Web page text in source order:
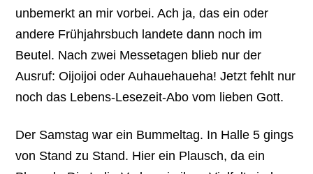
unbemerkt an mir vorbei. Ach ja, das ein oder
andere Frühjahrsbuch landete dann noch im
Beutel. Nach zwei Messetagen blieb nur der
Ausruf: Oijoijoi oder Auhauehaueha! Jetzt fehlt nur
noch das Lebens-Lesezeit-Abo vom lieben Gott.
Der Samstag war ein Bummeltag. In Halle 5 gings
von Stand zu Stand. Hier ein Plausch, da ein